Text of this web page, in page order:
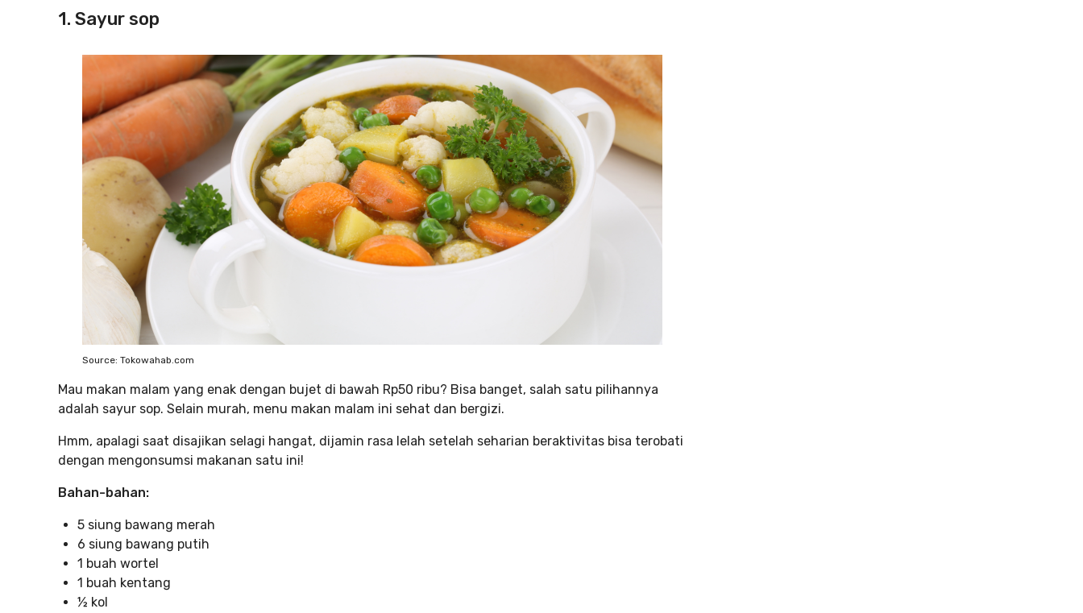
1. Sayur sop
Source: Tokowahab.com
Mau makan malam yang enak dengan bujet di bawah Rp50 ribu? Bisa banget, salah satu pilihannya
adalah sayur sop. Selain murah, menu makan malam ini sehat dan bergizi.
Hmm, apalagi saat disajikan selagi hangat, dijamin rasa lelah setelah seharian beraktivitas bisa terobati
dengan mengonsumsi makanan satu ini!
Bahan-bahan:
5 siung bawang merah
6 siung bawang putih
1 buah wortel
1 buah kentang
½ kol